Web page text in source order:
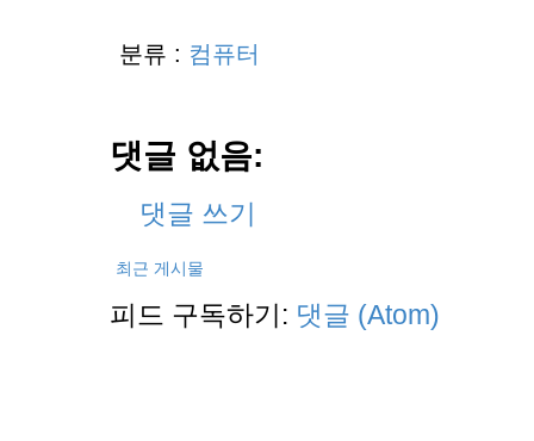
분류 : 컴퓨터
댓글 없음:
댓글 쓰기
최근 게시물
피드 구독하기: 댓글 (Atom)